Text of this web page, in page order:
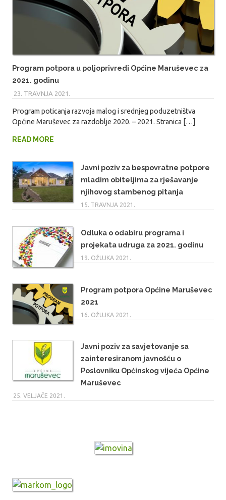
Program potpora u poljoprivredi Općine Maruševec za
2021. godinu
23. TRAVNJA 2021.
Program poticanja razvoja malog i srednjeg poduzetništva
Općine Maruševec za razdoblje 2020. – 2021. Stranica […]
READ MORE
Javni poziv za bespovratne potpore
mladim obiteljima za rješavanje
njihovog stambenog pitanja
15. TRAVNJA 2021.
Odluka o odabiru programa i
projekata udruga za 2021. godinu
19. OŽUJKA 2021.
Program potpora Općine Maruševec
2021
16. OŽUJKA 2021.
Javni poziv za savjetovanje sa
zainteresiranom javnošću o
Poslovniku Općinskog vijeća Općine
Maruševec
25. VELJAČE 2021.